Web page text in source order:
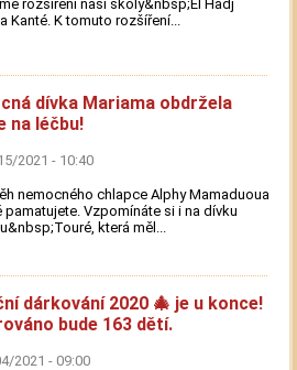
rozšíření naší školy&nbsp;El Hadj
Kanté. K tomuto rozšíření...
dívka Mariama obdržela
na léčbu!
2021 - 10:40
nemocného chlapce Alphy Mamaduoua
pamatujete. Vzpomínáte si i na dívku
která měl...
dárkování 2020 🎄 je u konce!
bude 163 dětí.
2021 - 09:00